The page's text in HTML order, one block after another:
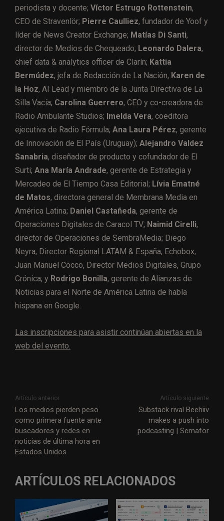
periodista y docente; Víctor Estrugo Rottenstein,
CEO de Stravenlör; Pierre Caulliez, fundador de Yoof y
líder de News Creator Exchange; Matías Di Santi,
director de Medios de Chequeado; Leonardo Dalera,
chief data & analytics officer de Clarín; Kattia
Bermúdez, jefa de Redacción de La Nación; Karen de
la Hoz, AI Lead y miembro de la Junta Directiva de La
Silla Vacía; Carolina Guerrero, CEO y co-creadora de
Radio Ambulante Studios; Imelda Vera, coeditora
ejecutiva de Radio Fórmula; Ana Laura Pérez, gerente
de Innovación de El País (Uruguay); Alejandro Valdez
Sanabria, diseñador de producto y cofundador de El
Surti; Ana María Andrade, gerente de Estrategia y
Mercadeo de El Tiempo Casa Editorial; Lívia Ematné
de Matos, directora general de Membrana Media en
América Latina; Daniel Castañeda, gerente de
Operaciones Digitales de Caracol TV; Naimid Cirelli,
director de Operaciones de SembraMedia; Diego
Neyra, Director Regional LATAM & España, Echobox;
Juan Manuel Cocco, Director Medios Digitales, Grupo
Crónica; y Rodrigo Bonilla, gerente de Alianzas de
Noticias para el Norte de América Latina de habla
hispana en Google.
Las inscripciones para asistir continúan abiertas en la
web del evento.
Artículo anterior
Los medios pierden peso
como primera fuente ante
buscadores y redes en
noticias de última hora en
Estados Unidos
Artículo siguiente
Substack rival Beehiiv
makes a push into
podcasting | Semafor
ARTÍCULOS RELACIONADOS